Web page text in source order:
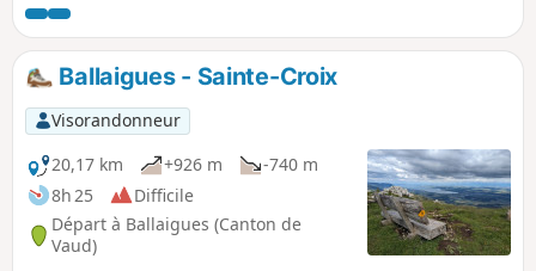
Depuis les hauteurs, la vue sur le Lac de Neuchâtel est
splendide. Puis, en empruntant le Sentier des Quatorze
Contours, on descend vers Noiraigue, entourée par deux
merveilles naturelles : le cirque rocheux du Creux du Van et
les Gorges de l’Areuse.
Ballaigues - Sainte-Croix
Visorandonneur
20,17 km
+926 m
-740 m
8h 25
Difficile
Départ à Ballaigues (Canton de
Vaud)